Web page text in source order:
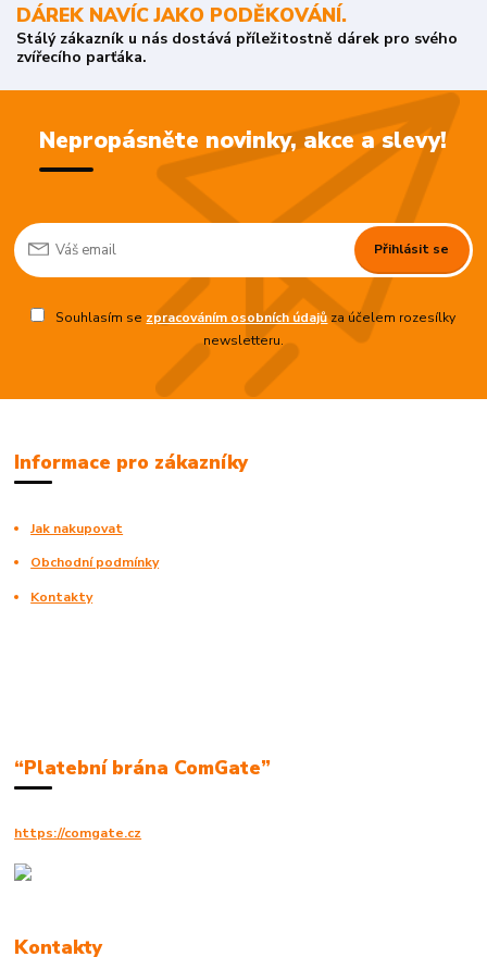
DÁREK NAVÍC JAKO PODĚKOVÁNÍ.
Stálý zákazník u nás dostává příležitostně dárek pro svého
zvířecího parťáka.
Nepropásněte novinky, akce a slevy!
Přihlásit se
Souhlasím se zpracováním osobních údajůza účelem rozesílky
newsletteru.
Informace pro zákazníky
Jak nakupovat
Obchodní podmínky
Kontakty
“Platební brána ComGate”
https://comgate.cz
Kontakty